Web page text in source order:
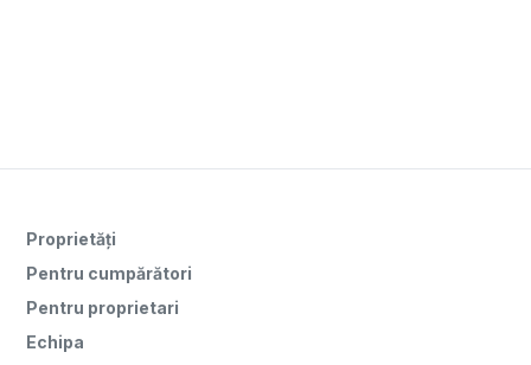
Proprietăți
Pentru cumpărători
Pentru proprietari
Echipa